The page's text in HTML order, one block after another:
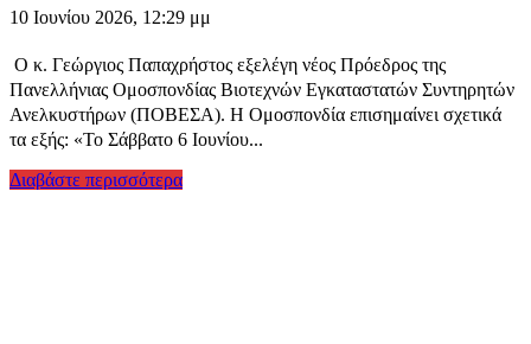
10 Ιουνίου 2026, 12:29 μμ
Ο κ. Γεώργιος Παπαχρήστος εξελέγη νέος Πρόεδρος της
Πανελλήνιας Ομοσπονδίας Βιοτεχνών Εγκαταστατών Συντηρητών
Ανελκυστήρων (ΠΟΒΕΣΑ). Η Ομοσπονδία επισημαίνει σχετικά
τα εξής: «Το Σάββατο 6 Ιουνίου...
Διαβάστε περισσότερα